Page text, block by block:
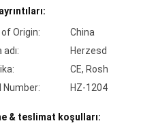
Origin:
China
adı:
Herzesd
CE, Rosh
Number:
HZ-1204
& teslimat koşulları: